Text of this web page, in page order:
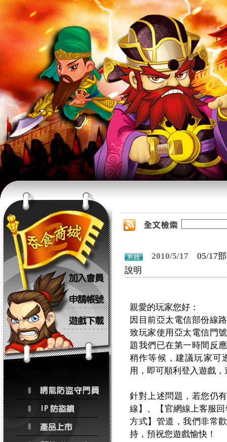
2010/5/17
05/17
說明
親愛的玩家您好：
因目前亞太電信部份線
致玩家使用亞太電信門
題我們已在第一時間反
稍作等候，建議玩家可
用，即可順利登入遊戲
針對上述問題，若您仍
線】、【官網線上客服
方式】管道，我們非常
持，預祝您遊戲愉快！